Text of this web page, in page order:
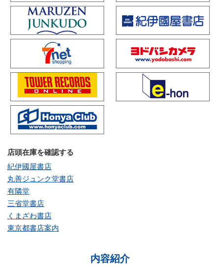
店頭在庫を確認する
紀伊國屋書店
丸善ジュンク堂書店
有隣堂
三省堂書店
くまざわ書店
東京都書店案内
内容紹介